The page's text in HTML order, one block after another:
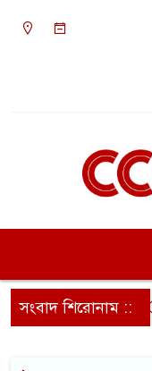
সংবাদ শিরোনাম ::